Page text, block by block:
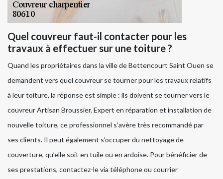
Quel couvreur faut-il contacter pour les
travaux à effectuer sur une toiture ?
Quand les propriétaires dans la ville de Bettencourt Saint Ouen se
demandent vers quel couvreur se tourner pour les travaux relatifs
à leur toiture, la réponse est simple : ils doivent se tourner vers le
couvreur Artisan Broussier. Expert en réparation et installation de
nouvelle toiture, ce professionnel s’avère très recommandé par
ses clients. Il peut également s’occuper du nettoyage de
couverture, qu’elle soit en tuile ou en ardoise. Pour bénéficier de
ses prestations, contactez-le via téléphone ou courrier